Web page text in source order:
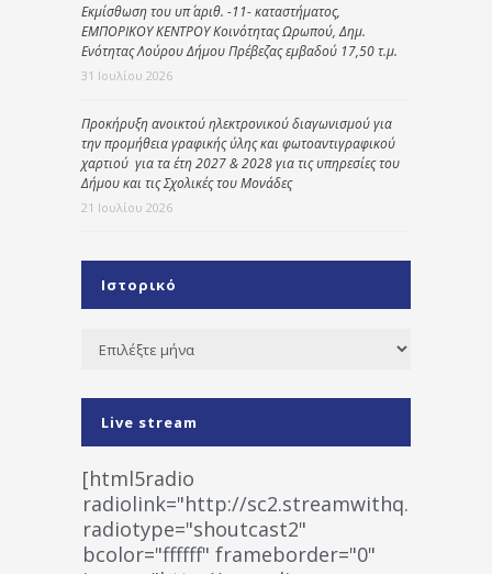
Εκμίσθωση του υπ΄ αριθ. -11- καταστήματος,
ΕΜΠΟΡΙΚΟΥ ΚΕΝΤΡΟΥ Κοινότητας Ωρωπού, Δημ.
Ενότητας Λούρου Δήμου Πρέβεζας εμβαδού 17,50 τ.μ.
31 Ιουλίου 2026
Προκήρυξη ανοικτού ηλεκτρονικού διαγωνισμού για
την προμήθεια γραφικής ύλης και φωτοαντιγραφικού
χαρτιού για τα έτη 2027 & 2028 για τις υπηρεσίες του
Δήμου και τις Σχολικές του Μονάδες
21 Ιουλίου 2026
Ιστορικό
Ιστορικό
Live stream
[html5radio
radiolink="http://
radiotype="shoutcast2"
bcolor="ffffff" frameborder="0"